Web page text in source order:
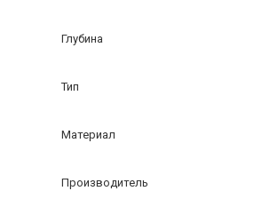
Глубина
Тип
Материал
Производитель